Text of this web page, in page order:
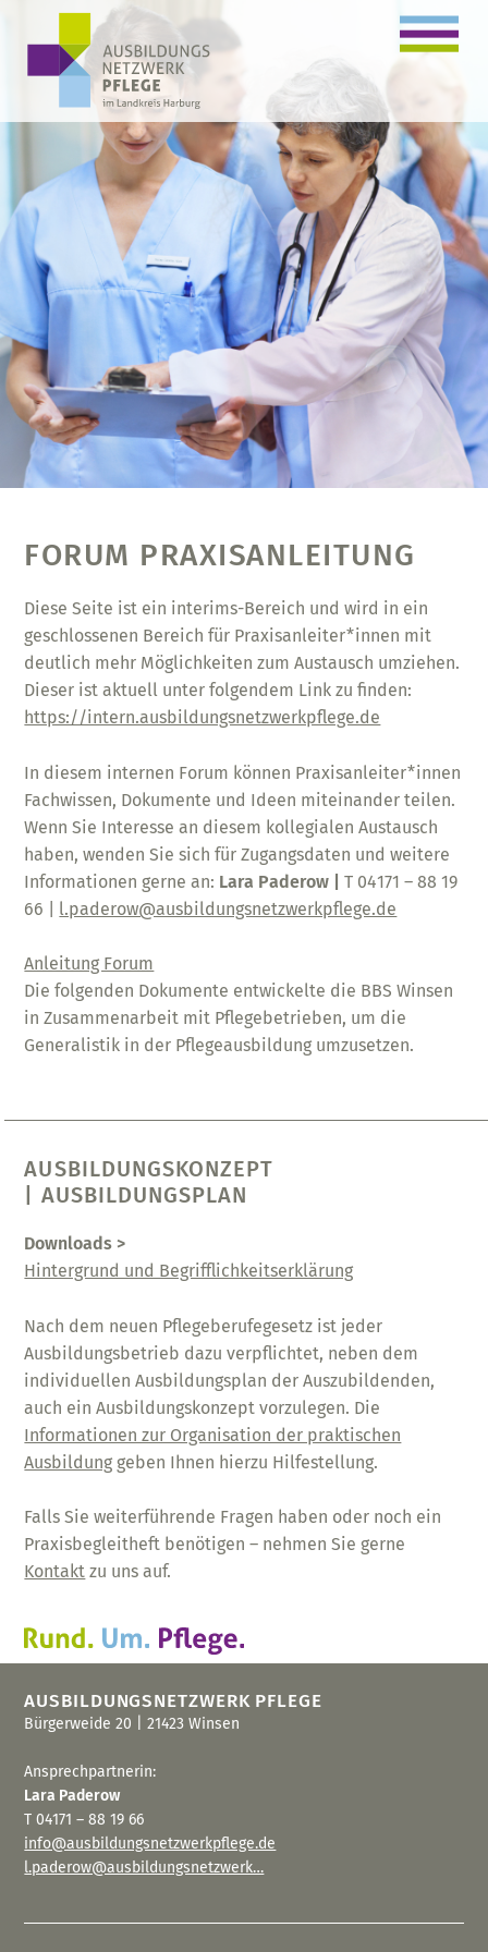
FORUM PRAXISANLEITUNG
Diese Seite ist ein interims-Bereich und wird in ein
geschlossenen Bereich für Praxisanleiter*innen mit
deutlich mehr Möglichkeiten zum Austausch umziehen.
Dieser ist aktuell unter folgendem Link zu finden:
https://intern.ausbildungsnetzwerkpflege.de
In diesem internen Forum können Praxisanleiter*innen
Fachwissen, Dokumente und Ideen miteinander teilen.
Wenn Sie Interesse an diesem kollegialen Austausch
haben, wenden Sie sich für Zugangsdaten und weitere
Informationen gerne an: Lara Paderow |
T 04171 – 88 19
66 | l.paderow@ausbildungsnetzwerkpflege.de
Anleitung Forum
Die folgenden Dokumente entwickelte die BBS Winsen
in Zusammenarbeit mit Pflegebetrieben, um die
Generalistik in der Pflegeausbildung umzusetzen.
AUSBILDUNGSKONZEPT
| AUSBILDUNGSPLAN
Downloads >
Hintergrund und Begrifflichkeitserklärung
Nach dem neuen Pflegeberufegesetz ist jeder
Ausbildungsbetrieb dazu verpflichtet, neben dem
individuellen Ausbildungsplan der Auszubildenden,
auch ein Ausbildungskonzept vorzulegen. Die
Informationen zur Organisation der praktischen
Ausbildung geben Ihnen hierzu Hilfestellung.
Falls Sie weiterführende Fragen haben oder noch ein
Praxisbegleitheft benötigen – nehmen Sie gerne
Kontakt zu uns auf.
AUSBILDUNGSNETZWERK PFLEGE
Bürgerweide 20 | 21423 Winsen
Ansprechpartnerin:
Lara Paderow
T 04171 – 88 19 66
info@ausbildungsnetzwerkpflege.de
l.paderow@ausbildungsnetzwerk…